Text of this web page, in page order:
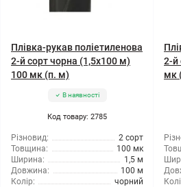
Плівка-рукав поліетиленова
2-й сорт чорна (1,5x100 м)
100 мк (п. м)
В наявності
Код товару: 2785
Різновид:
2 сорт
Товщина:
100 мк
Ширина:
1,5 м
Довжина:
100 м
Колір:
чорний
2-й
мк